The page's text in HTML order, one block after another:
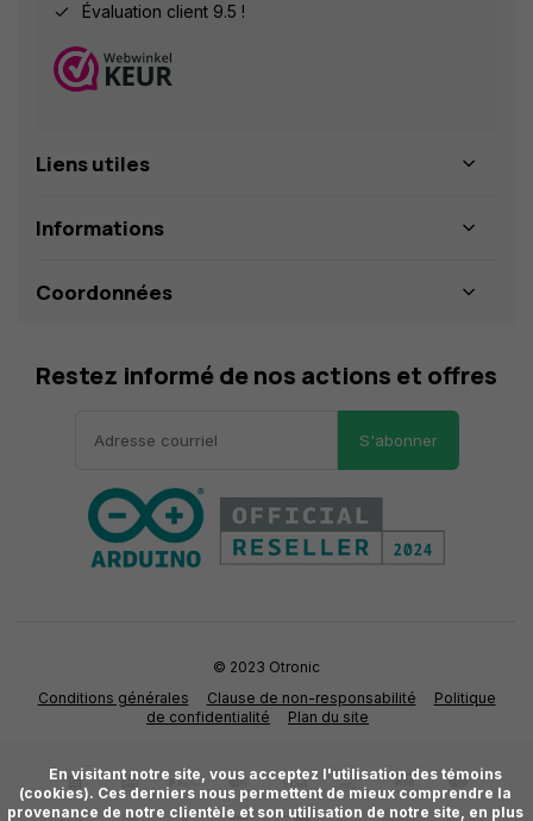
Évaluation client 9.5 !
Liens utiles
Informations
Coordonnées
Restez informé de nos actions et offres
S'abonner
Conditions générales Clause de non-responsabilité
Politique
de confidentialité
Plan du site
© 2023 Otronic
(cookies). Ces derniers nous permettent de mieux comprendre la
provenance de notre clientèle et son utilisation de notre site, en plus